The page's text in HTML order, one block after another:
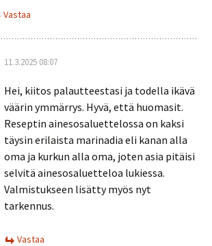
Vastaa
11.3.2025 08:07
Hei, kiitos palautteestasi ja todella ikävä
väärin ymmärrys. Hyvä, että huomasit.
Reseptin ainesosaluettelossa on kaksi
täysin erilaista marinadia eli kanan alla
oma ja kurkun alla oma, joten asia pitäisi
selvitä ainesosaluetteloa lukiessa.
Valmistukseen lisätty myös nyt
tarkennus.
Vastaa